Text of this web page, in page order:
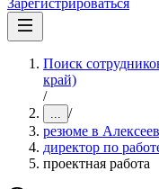
Зарегистрироваться
Поиск
край)
/
... /
резюме в
директор по
проектная работа